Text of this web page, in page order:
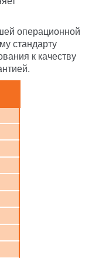
операционной
стандарту
к качеству